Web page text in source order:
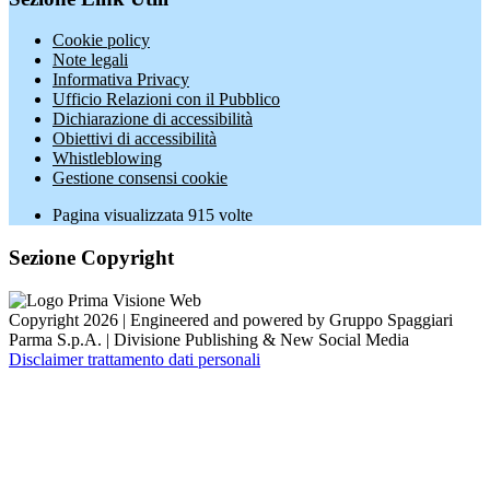
Cookie policy
Note legali
Informativa Privacy
Ufficio Relazioni con il Pubblico
Dichiarazione di accessibilità
Obiettivi di accessibilità
Whistleblowing
Gestione consensi cookie
Pagina visualizzata 915 volte
Sezione Copyright
Copyright 2026 | Engineered and powered by Gruppo Spaggiari
Parma S.p.A. | Divisione Publishing & New Social Media
Disclaimer trattamento dati personali